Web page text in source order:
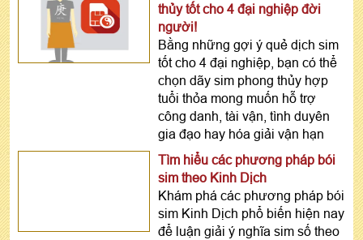
thủy tốt cho 4 đại nghiệp đời
người!
Bằng những gợi ý quẻ dịch sim
tốt cho 4 đại nghiệp, bạn có thể
chọn dãy sim phong thủy hợp
tuổi thỏa mong muốn hỗ trợ
công danh, tài vận, tình duyên
gia đạo hay hóa giải vận hạn
Tìm hiểu các phương pháp bói
sim theo Kinh Dịch
Khám phá các phương pháp bói
sim Kinh Dịch phổ biến hiện nay
để luận giải ý nghĩa sim số theo